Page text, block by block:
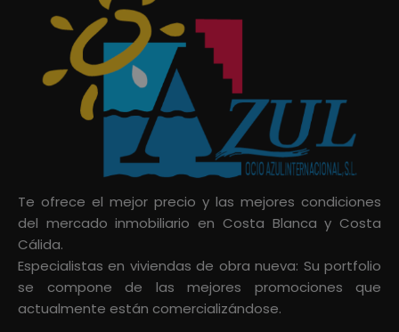
Te ofrece el mejor precio y las mejores condiciones
del mercado inmobiliario en Costa Blanca y Costa
Cálida.
Especialistas en viviendas de obra nueva: Su portfolio
se compone de las mejores promociones que
actualmente están comercializándose.